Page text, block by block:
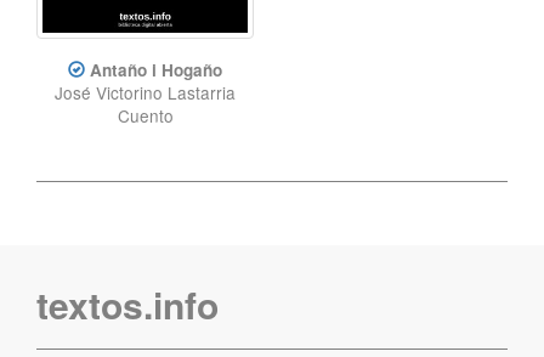
Antaño i Hogaño
José Victorino Lastarria
Cuento
textos.info